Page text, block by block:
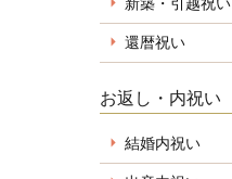
新築・引越祝い
還暦祝い
お返し・内祝い
結婚内祝い